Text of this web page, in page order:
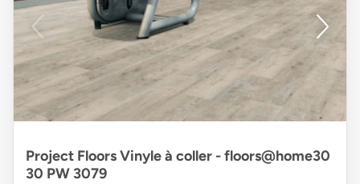
Project Floors Vinyle à coller - floors@home30
30 PW 3079